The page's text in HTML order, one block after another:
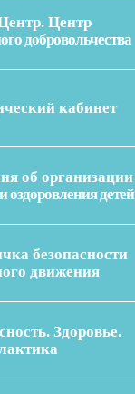
Центр
добровольчества
кабинет
об организации
оздоровления детей
безопасности
движения
Здоровье.